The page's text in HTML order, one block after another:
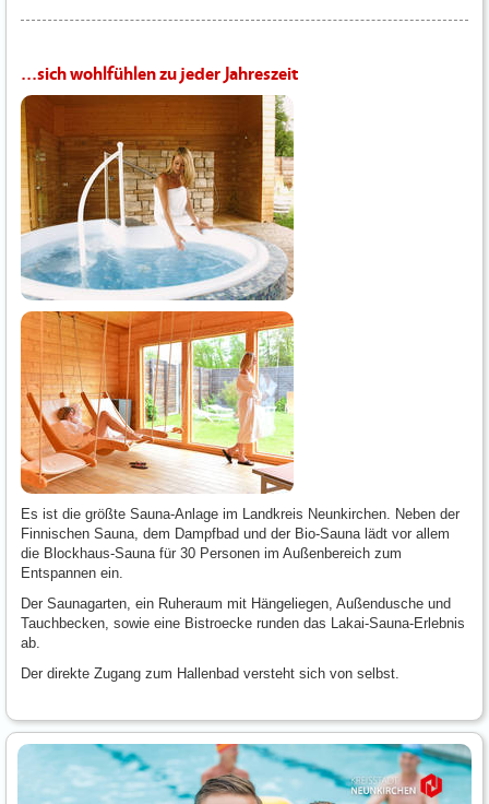
...sich wohlfühlen zu jeder Jahreszeit
Es ist die größte Sauna-Anlage im Landkreis Neunkirchen. Neben der
Finnischen Sauna, dem Dampfbad und der Bio-Sauna lädt vor allem
die Blockhaus-Sauna für 30 Personen im Außenbereich zum
Entspannen ein.
Der Saunagarten, ein Ruheraum mit Hängeliegen, Außendusche und
Tauchbecken, sowie eine Bistroecke runden das Lakai-Sauna-Erlebnis
ab.
Der direkte Zugang zum Hallenbad versteht sich von selbst.